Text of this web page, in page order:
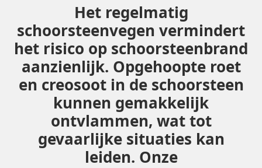
Het regelmatig
schoorsteenvegen vermindert
het risico op schoorsteenbrand
aanzienlijk. Opgehoopte roet
en creosoot in de schoorsteen
kunnen gemakkelijk
ontvlammen, wat tot
gevaarlijke situaties kan
leiden. Onze